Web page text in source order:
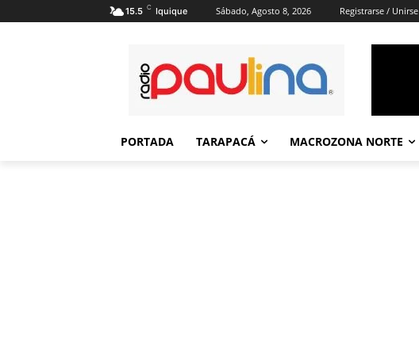
15.5 C Iquique Sábado, Agosto 8, 2026 Registrarse / Unirse
PORTADA TARAPACÁ MACROZONA NORTE